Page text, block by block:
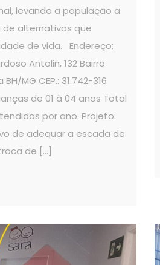
levando a população a
alternativas que
de vida. Endereço:
Antolin, 132 Bairro
MG CEP.: 31.742-316
de 01 à 04 anos Total
por ano. Projeto:
de adequar a escada de
de […]